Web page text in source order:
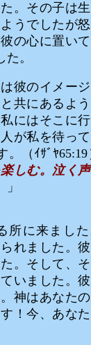
。その子は
うでしたが
の心に置い
。
彼のイメー
共にあるよ
にはそこに
が私を待っ
。（ｲｻﾞﾔ
しむ。泣く
」
所に来まし
れました。
。そして、
いました。
神はあなた
！今、あな